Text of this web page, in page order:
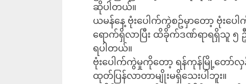
ဆိုပါတယ်။
ယမန်နေ့ ဗုံးပေါက်ကွဲစဥ်မှာတော့ ဗုံးပ
ရောက်ရှိလာပြီး ထိခိုက်ဒဏ်ရာရရှိသူ
ရပါတယ်။
ဗုံးပေါက်ကွဲမှုကိုတော့ ရန်ကုန်မြို့တေ
ထုတ်ပြန်လာတာမျိုးမရှိသေးပါဘူး။